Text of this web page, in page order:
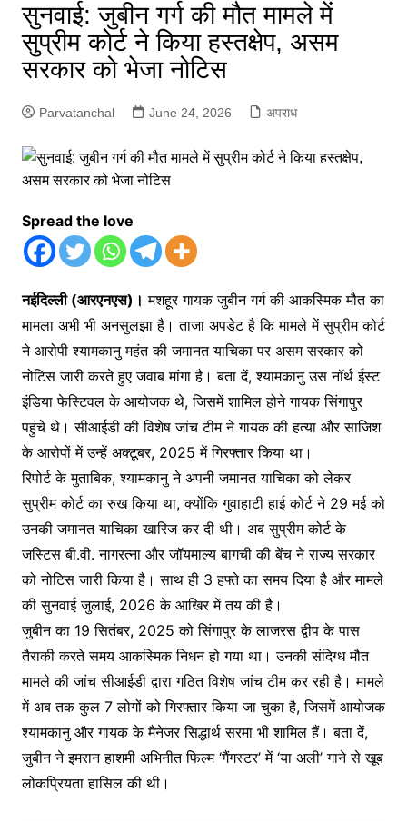
सुनवाई: जुबीन गर्ग की मौत मामले में
सुप्रीम कोर्ट ने किया हस्तक्षेप, असम
सरकार को भेजा नोटिस
Parvatanchal June 24, 2026 अपराध
Spread the love
नईदिल्ली (आरएनएस)। मशहूर गायक जुबीन गर्ग की आकस्मिक मौत का
मामला अभी भी अनसुलझा है। ताजा अपडेट है कि मामले में सुप्रीम कोर्ट
ने आरोपी श्यामकानु महंत की जमानत याचिका पर असम सरकार को
नोटिस जारी करते हुए जवाब मांगा है। बता दें, श्यामकानु उस नॉर्थ ईस्ट
इंडिया फेस्टिवल के आयोजक थे, जिसमें शामिल होने गायक सिंगापुर
पहुंचे थे। सीआईडी की विशेष जांच टीम ने गायक की हत्या और साजिश
के आरोपों में उन्हें अक्टूबर, 2025 में गिरफ्तार किया था।
रिपोर्ट के मुताबिक, श्यामकानु ने अपनी जमानत याचिका को लेकर
सुप्रीम कोर्ट का रुख किया था, क्योंकि गुवाहाटी हाई कोर्ट ने 29 मई को
उनकी जमानत याचिका खारिज कर दी थी। अब सुप्रीम कोर्ट के
जस्टिस बी.वी. नागरत्ना और जॉयमाल्य बागची की बेंच ने राज्य सरकार
को नोटिस जारी किया है। साथ ही 3 हफ्ते का समय दिया है और मामले
की सुनवाई जुलाई, 2026 के आखिर में तय की है।
जुबीन का 19 सितंबर, 2025 को सिंगापुर के लाजरस द्वीप के पास
तैराकी करते समय आकस्मिक निधन हो गया था। उनकी संदिग्ध मौत
मामले की जांच सीआईडी द्वारा गठित विशेष जांच टीम कर रही है। मामले
में अब तक कुल 7 लोगों को गिरफ्तार किया जा चुका है, जिसमें आयोजक
श्यामकानु और गायक के मैनेजर सिद्धार्थ सरमा भी शामिल हैं। बता दें,
जुबीन ने इमरान हाशमी अभिनीत फिल्म ‘गैंगस्टर’ में ‘या अली’ गाने से खूब
लोकप्रियता हासिल की थी।